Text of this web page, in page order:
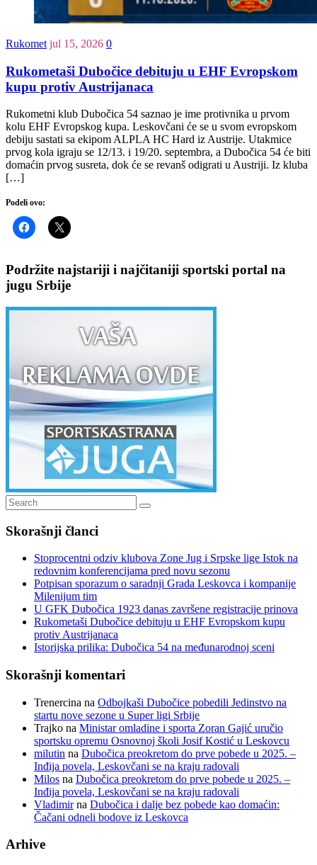
Rukomet jul 15, 2026 0
Rukometaši Dubočice debituju u EHF Evropskom
kupu protiv Austrijanaca
Rukometni klub Dubočica 54 saznao je ime protivnika u prvom
kolu EHF Evropskog kupa. Leskovčani će se u svom evropskom
debiju sastati sa ekipom ALPLA HC Hard iz Austrije. Utakmice
prvog kola igraju se 12/13. i 19/20. septembra, a Dubočica 54 će biti
domaćin prvog susreta, dok će se revanš odigrati u Austriji. Iz kluba
[…]
Podeli ovo:
Podržite najstariji i najčitaniji sportski portal na
jugu Srbije
Search
for:
Search
Skorašnji članci
Stoprocentni odziv klubova Zone Jug i Srpske lige Istok na
redovnim konferencijama pred novu sezonu
Potpisan sporazum o saradnji Grada Leskovca i kompanije
Milenijum tim
U GFK Dubočica 1923 danas završene registracije prinova
Rukometaši Dubočice debituju u EHF Evropskom kupu
protiv Austrijanaca
Istorijska prilika: Dubočica 54 na međunarodnoj sceni
Skorašnji komentari
Trenercina na Odbojkaši Dubočice pobedili Jedinstvo na
startu nove sezone u Super ligi Srbije
Trajko na Ministar omladine i sporta Zoran Gajić uručio
sportsku opremu Osnovnoj školi Josif Kostić u Leskovcu
milutin na Dubočica preokretom do prve pobede u 2025. –
Inđija povela, Leskovčani se na kraju radovali
Milos na Dubočica preokretom do prve pobede u 2025. –
Inđija povela, Leskovčani se na kraju radovali
Vladimirna Dubočica i dalje bez pobede kao domaćin:
Čačani odneli bodove iz Leskovca
Arhive